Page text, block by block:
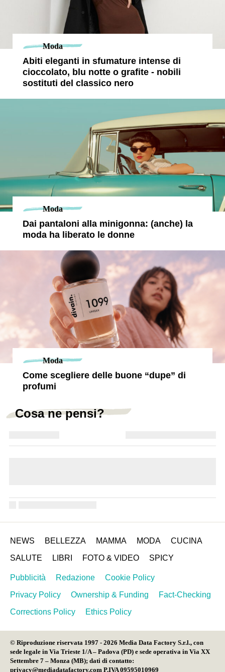
Moda
Abiti eleganti in sfumature intense di
cioccolato, blu notte o grafite - nobili
sostituti del classico nero
Moda
Dai pantaloni alla minigonna: (anche) la
moda ha liberato le donne
Moda
Come scegliere delle buone “dupe” di
profumi
Cosa ne pensi?
NEWS BELLEZZA MAMMA MODA
CUCINA
SALUTE
LIBRI FOTO & VIDEO SPICY
Pubblicità Redazione
Cookie Policy
Privacy Policy
Ownership & Funding
Fact-Checking
Corrections Policy
Ethics Policy
© Riproduzione riservata 1997 - 2026 Media Data Factory S.r.l., con
sede legale in Via Trieste 1/A – Padova (PD) e sede operativa in Via XX
Settembre 7 – Monza (MB); dati di contatto:
privacy@mediadatafactory.com P.IVA 09595010969